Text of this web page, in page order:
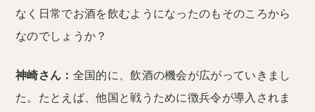
なく日常でお酒を飲むようになったのもそのころから
なのでしょうか？
神崎さん： 全国的に、飲酒の機会が広がっていきまし
た。たとえば、他国と戦うために徴兵令が導入されま